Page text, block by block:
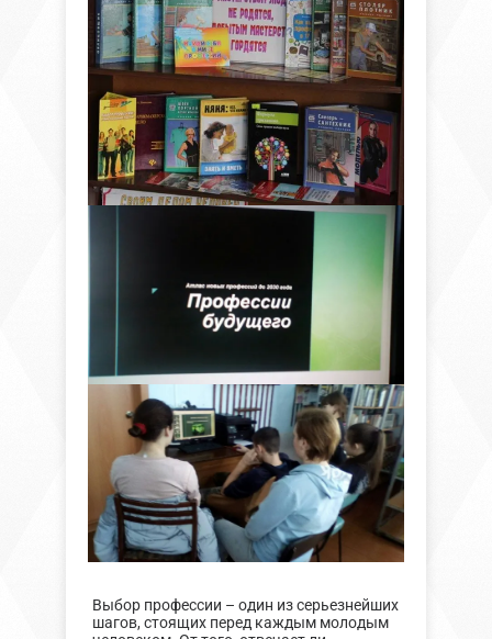
Выбор профессии – один из серьезнейших
шагов, стоящих перед каждым молодым